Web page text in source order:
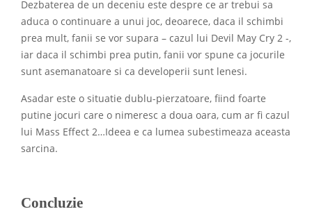
Dezbaterea de un deceniu este despre ce ar trebui sa
aduca o continuare a unui joc, deoarece, daca il schimbi
prea mult, fanii se vor supara – cazul lui Devil May Cry 2 -,
iar daca il schimbi prea putin, fanii vor spune ca jocurile
sunt asemanatoare si ca developerii sunt lenesi.
Asadar este o situatie dublu-pierzatoare, fiind foarte
putine jocuri care o nimeresc a doua oara, cum ar fi cazul
lui Mass Effect 2…Ideea e ca lumea subestimeaza aceasta
sarcina.
Concluzie